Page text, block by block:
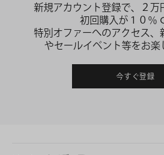
新規アカウント登録で、２万
初回購入が１０％
特別オファーへのアクセス、
やセールイベント等をお楽
今すぐ登録